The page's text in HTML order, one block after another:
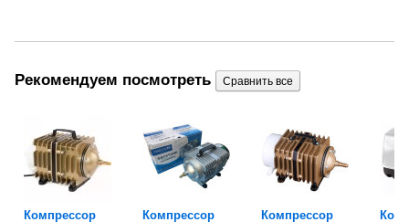
Рекомендуем посмотреть
Компрессор
Компрессор
Компрессор